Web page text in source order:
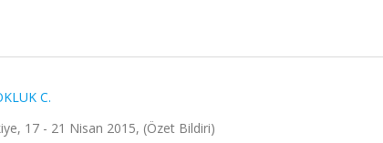
C.
17 - 21 Nisan 2015, (Özet Bildiri)